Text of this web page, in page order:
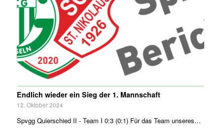
Endlich wieder ein Sieg der 1. Mannschaft
12. Oktober 2024
Spvgg Quierschied II - Team I 0:3 (0:1) Für das Team unseres…